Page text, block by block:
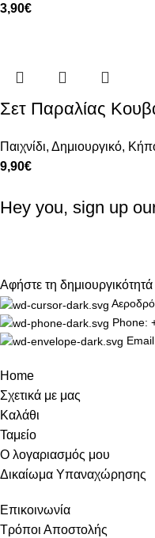
3,90€
Σετ Παραλίας
Παιχνίδι, Δημιουργικό,
9,90€
Hey you, sign up
Αφήστε τη
Phone:
Home
Σχετικά με μας
Καλάθι
Ταμείο
Ο λογαριασμός μου
Δικαίωμα Υπαναχώρησης
Επικοινωνία
Τρόποι Αποστολής